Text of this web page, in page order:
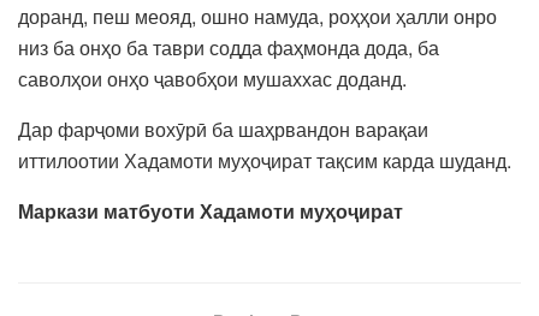
доранд, пеш меояд, ошно намуда, роҳҳои ҳалли онро
низ ба онҳо ба таври содда фаҳмонда дода, ба
саволҳои онҳо ҷавобҳои мушаххас доданд.
Дар фарҷоми вохӯрӣ ба шаҳрвандон варақаи
иттилоотии Хадамоти муҳоҷират тақсим карда шуданд.
Маркази матбуоти Хадамоти муҳоҷират